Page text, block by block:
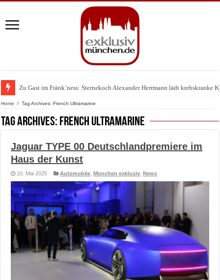
Zu Gast im Fränk’ness: Sternekoch Alexander Herrmann lädt krebskranke
Warum München gerade zum Treffpunkt der Lingerie-Branche wurde
Home / Tag Archives: French Ultramarine
Tag Archives: French Ultramarine
Jaguar TYPE 00 Deutschlandpremiere im
Haus der Kunst
10. Mai 2025 Automobile ,München exklusiv ,News